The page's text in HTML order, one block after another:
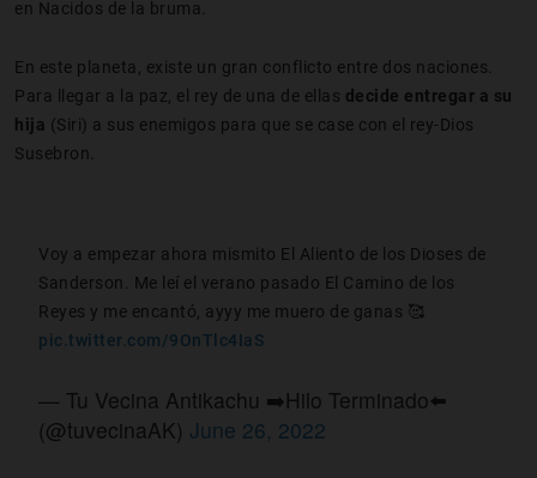
en Nacidos de la bruma.
En este planeta, existe un gran conflicto entre dos naciones.
Para llegar a la paz, el rey de una de ellas decide entregar a su
hija (Siri) a sus enemigos para que se case con el rey-Dios
Susebron.
Voy a empezar ahora mismito El Aliento de los Dioses de
Sanderson. Me leí el verano pasado El Camino de los
Reyes y me encantó, ayyy me muero de ganas 🥰
pic.twitter.com/9OnTlc4IaS
— Tu Vecina Antikachu ➡️Hilo Terminado⬅️
(@tuvecinaAK) June 26, 2022